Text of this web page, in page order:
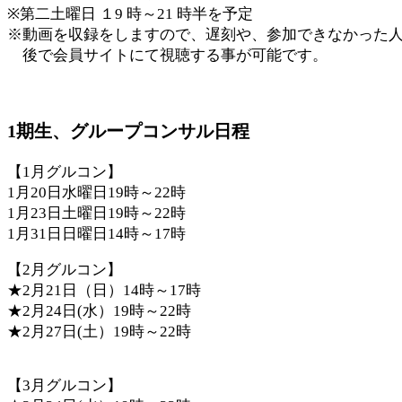
※第二土曜日 １9 時～21 時半を予定
※動画を収録をしますので、遅刻や、参加できなかった
後で会員サイトにて視聴する事が可能です。
1期生、グループコンサル日程
【1月グルコン】
1月20日水曜日19時～22時
1月23日土曜日19時～22時
1月31日日曜日14時～17時
【2月グルコン】
★2月21日（日）14時～17時
★2月24日(水）19時～22時
★2月27日(土）19時～22時
【3月グルコン】